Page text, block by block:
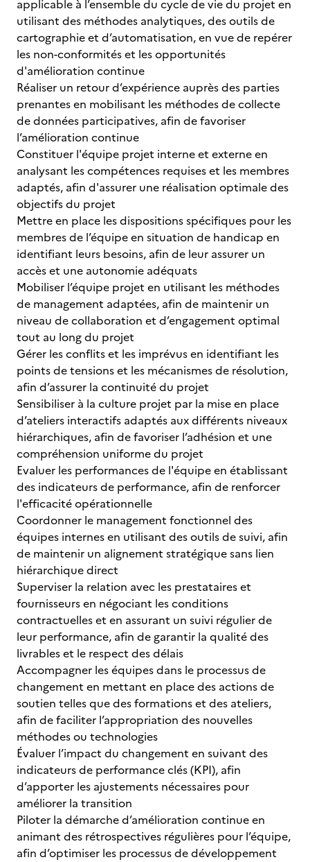
applicable à l’ensemble du cycle de vie du projet en
utilisant des méthodes analytiques, des outils de
cartographie et d’automatisation, en vue de repérer
les non-conformités et les opportunités
d'amélioration continue
Réaliser un retour d’expérience auprès des parties
prenantes en mobilisant les méthodes de collecte
de données participatives, afin de favoriser
l’amélioration continue
Constituer l'équipe projet interne et externe en
analysant les compétences requises et les membres
adaptés, afin d'assurer une réalisation optimale des
objectifs du projet
Mettre en place les dispositions spécifiques pour les
membres de l’équipe en situation de handicap en
identifiant leurs besoins, afin de leur assurer un
accès et une autonomie adéquats
Mobiliser l’équipe projet en utilisant les méthodes
de management adaptées, afin de maintenir un
niveau de collaboration et d’engagement optimal
tout au long du projet
Gérer les conflits et les imprévus en identifiant les
points de tensions et les mécanismes de résolution,
afin d’assurer la continuité du projet
Sensibiliser à la culture projet par la mise en place
d’ateliers interactifs adaptés aux différents niveaux
hiérarchiques, afin de favoriser l’adhésion et une
compréhension uniforme du projet
Evaluer les performances de l'équipe en établissant
des indicateurs de performance, afin de renforcer
l'efficacité opérationnelle
Coordonner le management fonctionnel des
équipes internes en utilisant des outils de suivi, afin
de maintenir un alignement stratégique sans lien
hiérarchique direct
Superviser la relation avec les prestataires et
fournisseurs en négociant les conditions
contractuelles et en assurant un suivi régulier de
leur performance, afin de garantir la qualité des
livrables et le respect des délais
Accompagner les équipes dans le processus de
changement en mettant en place des actions de
soutien telles que des formations et des ateliers,
afin de faciliter l’appropriation des nouvelles
méthodes ou technologies
Évaluer l’impact du changement en suivant des
indicateurs de performance clés (KPI), afin
d’apporter les ajustements nécessaires pour
améliorer la transition
Piloter la démarche d’amélioration continue en
animant des rétrospectives régulières pour l’équipe,
afin d’optimiser les processus de développement